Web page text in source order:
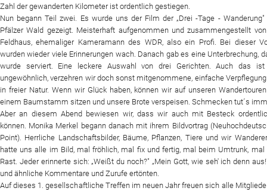
Zahl der gewanderten Kilometer ist ordentlich gestiegen.
Nun begann Teil zwei. Es wurde uns der Film der „Drei -Tage -
Pfälzer Wald gezeigt. Meisterhaft aufgenommen und zusammengestellt
Feldhaus, ehemaliger Kameramann des WDR, also ein Profi. Bei dieser
wurden wieder viele Erinnerungen wach. Danach gab es eine Unterbrechung,
wurde serviert. Eine leckere Auswahl von drei Gerichten. Auch das
ungewöhnlich, verzehren wir doch sonst mitgenommene, einfache
in freier Natur. Wenn wir Glück haben, können wir auf unseren
einem Baumstamm sitzen und unsere Brote verspeisen. Schmecken tut´s
Aber an diesem Abend bewiesen wir, dass wir auch mit Besteck
können. Monika Merkel begann danach mit ihrem Bildvortrag
Point). Herrliche Landschaftsbilder, Bäume, Pflanzen, Tiere und wir
hatte uns alle im Bild, mal fröhlich, mal fix und fertig, mal beim Umtrunk, mal
Rast. Jeder erinnerte sich: „Weißt du noch?" „Mein Gott, wie seh' ich denn
und ähnliche Kommentare und Zurufe ertönten.
Auf dieses 1. gesellschaftliche Treffen im neuen Jahr freuen sich alle